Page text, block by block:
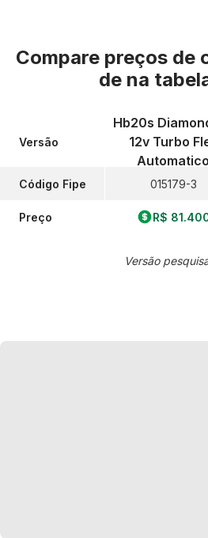
Compare preços de
de na
Versão
Código Fipe
Preço
Hb20s
12v Turbo
Automatico
015179-3
R$
Versão